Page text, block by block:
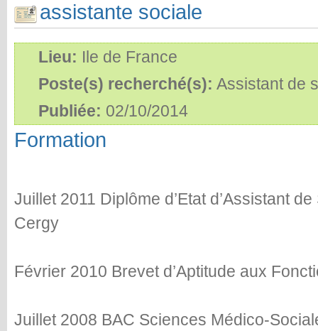
assistante sociale
Lieu: Ile de France
Poste(s) recherché(s): Assistant de
Publiée: 02/10/2014
Formation
Juillet 2011 Diplôme d’Etat d’Assistant
Cergy
Février 2010 Brevet d’Aptitude aux
Juillet 2008 BAC Sciences Médico-